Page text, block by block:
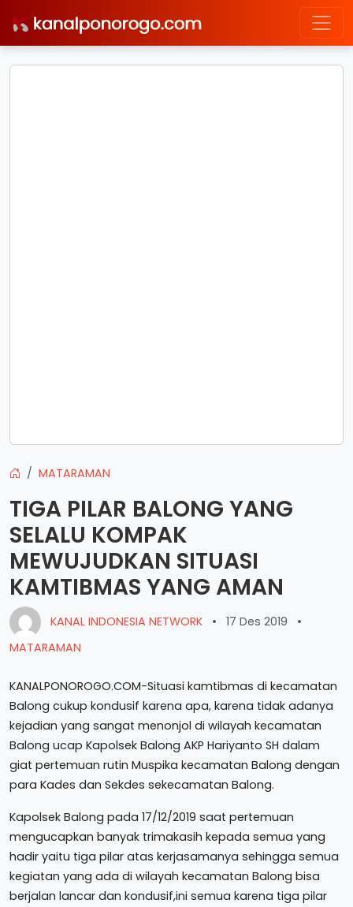
MATARAMAN
TIGA PILAR BALONG YANG
SELALU KOMPAK
MEWUJUDKAN SITUASI
KAMTIBMAS YANG AMAN
KANAL INDONESIA NETWORK • 17 Des 2019
•
MATARAMAN
KANALPONOROGO.COM-Situasi kamtibmas di kecamatan
Balong cukup kondusif karena apa, karena tidak adanya
kejadian yang sangat menonjol di wilayah kecamatan
Balong ucap Kapolsek Balong AKP Hariyanto SH dalam
giat pertemuan rutin Muspika kecamatan Balong dengan
para Kades dan Sekdes sekecamatan Balong.
Kapolsek Balong pada 17/12/2019 saat pertemuan
mengucapkan banyak trimakasih kepada semua yang
hadir yaitu tiga pilar atas kerjasamanya sehingga semua
kegiatan yang ada di wilayah kecamatan Balong bisa
berjalan lancar dan kondusif,ini semua karena tiga pilar